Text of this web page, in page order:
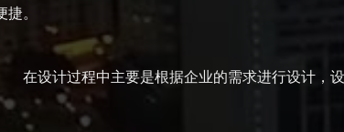
捷。
在设计过程中主要是根据企业的需求进行设计，设